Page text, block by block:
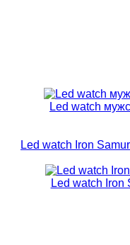
Led watch
Led watch Iron
Led watch Iron